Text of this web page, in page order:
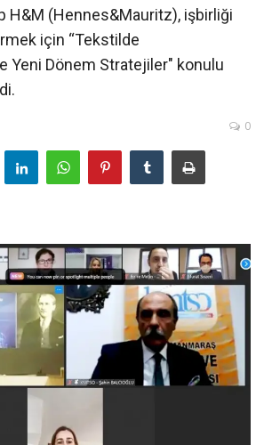
H&M (Hennes&Mauritz), işbirliği
için “Tekstilde
Yeni Dönem Stratejiler" konulu
0